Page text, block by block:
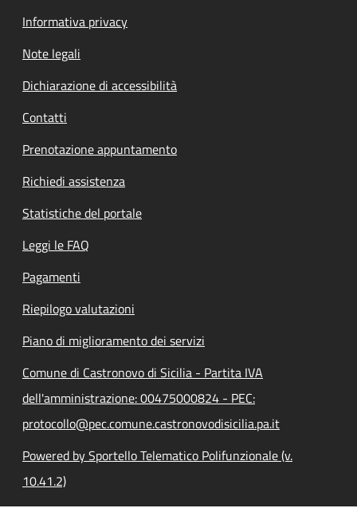
Informativa privacy
Note legali
Dichiarazione di accessibilità
Contatti
Prenotazione appuntamento
Richiedi assistenza
Statistiche del portale
Leggi le FAQ
Pagamenti
Riepilogo valutazioni
Piano di miglioramento dei servizi
Comune di Castronovo di Sicilia - Partita IVA
dell'amministrazione: 00475000824 - PEC:
protocollo@pec.comune.castronovodisicilia.pa.it
Powered by Sportello Telematico Polifunzionale (v.
10.41.2)